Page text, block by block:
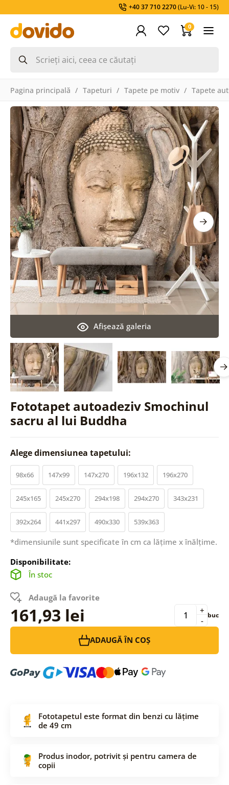
+40 37 710 2270(Lu-Vi: 10 - 15)
0
Pagina principală Tapeturi Tapete pe motiv Tapete
Fototapet autoadeziv Smochinul
sacru al lui Buddha
Afişează galeria
Alege dimensiunea tapetului:
98x66 147x99 147x270 196x132 196x270
245x165 245x270 294x198 294x270 343x231
392x264 441x297 490x330 539x363
*dimensiunile sunt specificate în cm ca lățime x înălțime.
Disponibilitate:
În stoc
Adaugă la favorite
161,93 lei -
+ buc
ADAUGĂ ÎN COȘ
Fototapetul este format din benzi cu lățime
de 49 cm
Produs inodor, potrivit și pentru camera de
copii